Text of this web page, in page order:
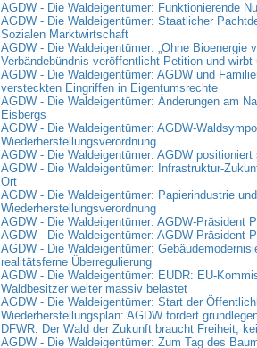
AGDW - Die Waldeigentümer: Funktionierende
AGDW - Die Waldeigentümer: Staatlicher
Sozialen Marktwirtschaft
AGDW - Die Waldeigentümer: „Ohne Bioenergie
Verbändebündnis veröffentlicht Petition und
AGDW - Die Waldeigentümer: AGDW und
versteckten Eingriffen in Eigentumsrechte
AGDW - Die Waldeigentümer: Änderungen am
Eisbergs
AGDW - Die Waldeigentümer: AGDW-
Wiederherstellungsverordnung
AGDW - Die Waldeigentümer: AGDW
AGDW - Die Waldeigentümer: Infrastruktur-
Ort
AGDW - Die Waldeigentümer: Papierindustrie
Wiederherstellungsverordnung
AGDW - Die Waldeigentümer: AGDW-Präsident
AGDW - Die Waldeigentümer: AGDW-Präsident
AGDW - Die Waldeigentümer:
realitätsferne Überregulierung
AGDW - Die Waldeigentümer: EUDR: EU-
Waldbesitzer weiter massiv belastet
AGDW - Die Waldeigentümer: Start der
Wiederherstellungsplan: AGDW fordert
DFWR: Der Wald der Zukunft braucht Freiheit,
AGDW - Die Waldeigentümer: Zum Tag des